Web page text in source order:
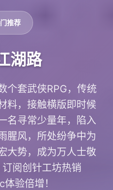
推荐
湖路
个套武侠RPG，传统
料，接触横版即时候
名寻常少量年，陷入
腥风，所处纷争中为
大势，成为万人士敬
阅创针工坊热销
验倍增！